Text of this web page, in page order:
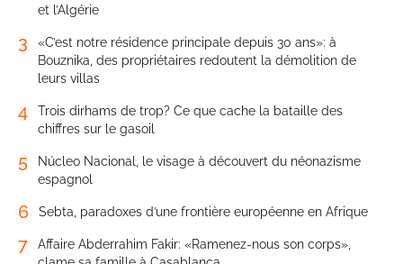
et l’Algérie
3
«C’est notre résidence principale depuis 30 ans»: à
Bouznika, des propriétaires redoutent la démolition de
leurs villas
4
Trois dirhams de trop? Ce que cache la bataille des
chiffres sur le gasoil
5
Núcleo Nacional, le visage à découvert du néonazisme
espagnol
6 Sebta, paradoxes d’une frontière européenne en Afrique
7
Affaire Abderrahim Fakir: «Ramenez-nous son corps»,